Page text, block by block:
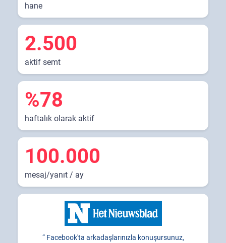
hane
2.500
aktif semt
%78
haftalık olarak aktif
100.000
mesaj/yanıt / ay
Facebook'ta arkadaşlarınızla konuşursunuz,